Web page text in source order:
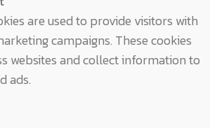
are used to provide visitors with
campaigns. These cookies
websites and collect information to
ads.